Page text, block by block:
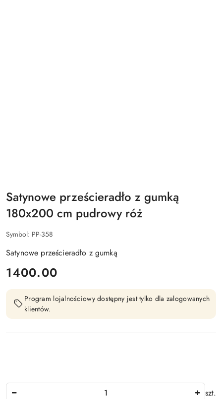
Satynowe prześcieradło z gumką
180x200 cm pudrowy róż
Symbol: PP-358
Satynowe prześcieradło z gumką
cena:
1400.00
Program lojalnościowy dostępny jest tylko dla zalogowanych
klientów.
szt.